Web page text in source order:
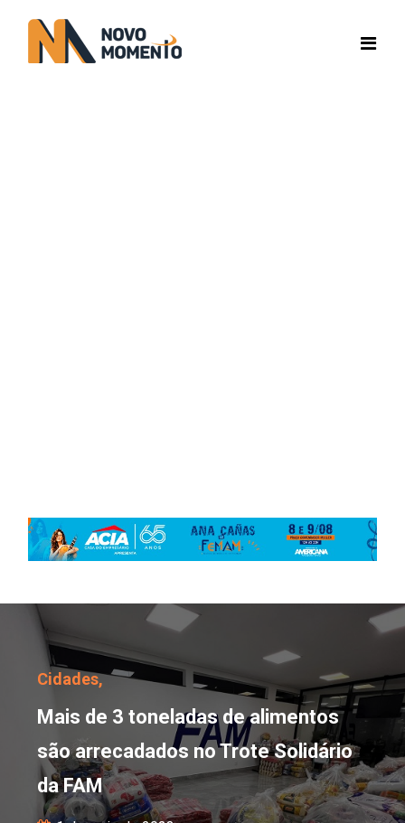
Mais de 3 toneladas de
Cidades,
Mais de 3 toneladas de alimentos
são arrecadados no Trote Solidário
da FAM